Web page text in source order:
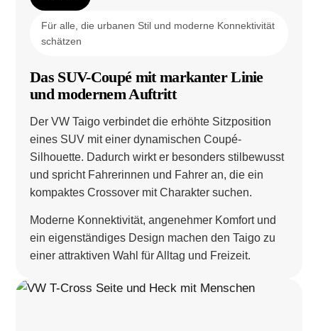
Für alle, die urbanen Stil und moderne Konnektivität
schätzen
Das SUV-Coupé mit markanter Linie
und modernem Auftritt
Der VW Taigo verbindet die erhöhte Sitzposition
eines SUV mit einer dynamischen Coupé-
Silhouette. Dadurch wirkt er besonders stilbewusst
und spricht Fahrerinnen und Fahrer an, die ein
kompaktes Crossover mit Charakter suchen.
Moderne Konnektivität, angenehmer Komfort und
ein eigenständiges Design machen den Taigo zu
einer attraktiven Wahl für Alltag und Freizeit.